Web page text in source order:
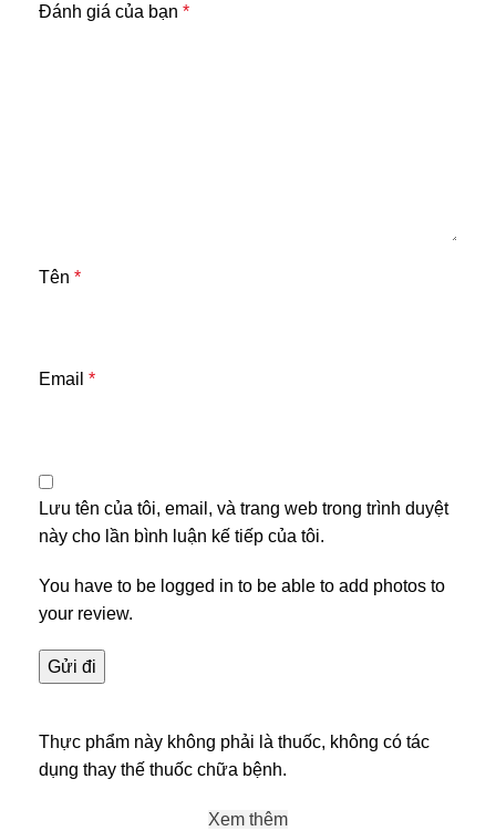
Đánh giá của bạn *
Tên *
Email *
Lưu tên của tôi, email, và trang web trong trình duyệt
này cho lần bình luận kế tiếp của tôi.
You have to be logged in to be able to add photos to
your review.
Thực phẩm này không phải là thuốc, không có tác
dụng thay thế thuốc chữa bệnh.
Xem thêm